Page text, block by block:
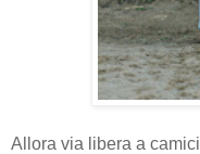
Allora via libera a